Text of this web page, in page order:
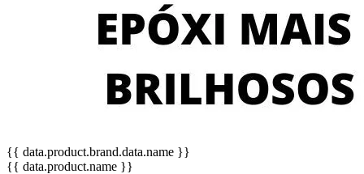
{{ data.product.brand.data.name }}
{{ data.product.name }}